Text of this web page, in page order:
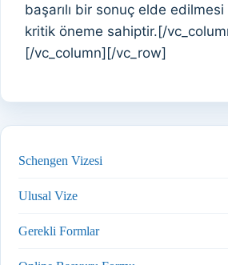
Schengen Vizesi
Ulusal Vize
Gerekli Formlar
başarılı bir sonuç elde edilmesi
kritik öneme sahiptir.[/
[/vc_column][/vc_row]